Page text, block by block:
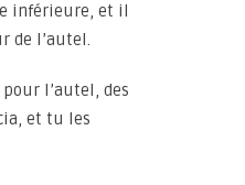
inférieure, et il
de l’autel.
pour l’autel, des
et tu les